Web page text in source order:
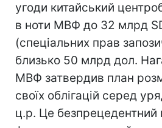
угоди китайський
в ноти МВФ до 32 млрд
(спеціальних прав
близько 50 млрд дол.
МВФ затвердив план
своїх облігацій серед
ц.р. Це безпрецедентний